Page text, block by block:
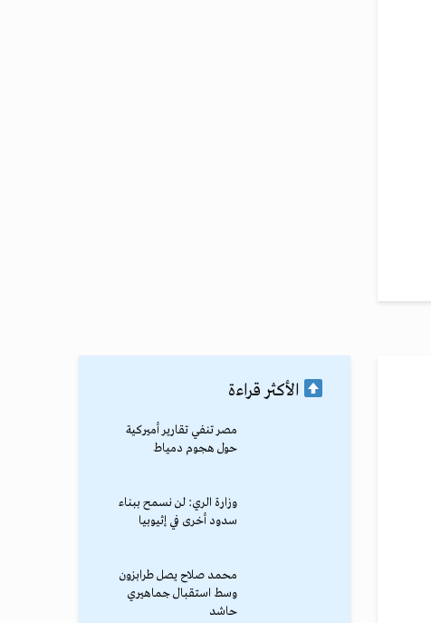
الأكثر قراءة
مصر تنفي تقارير أميركية
حول هجوم دمياط
وزارة الري: لن نسمح ببناء
سدود أخرى في إثيوبيا
محمد صلاح يصل طرابزون
وسط استقبال جماهيري
حاشد